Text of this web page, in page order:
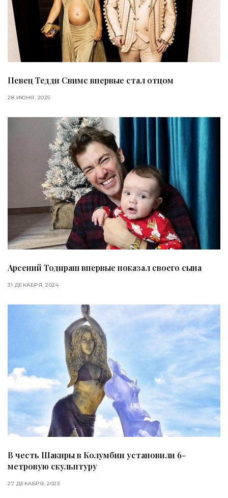
Певец Тедди Свимс впервые стал отцом
28 ИЮНЯ, 2025
Арсений Тодираш впервые показал своего сына
31 ДЕКАБРЯ, 2024
В честь Шакиры в Колумбии установили 6-
метровую скульптуру
27 ДЕКАБРЯ, 2023